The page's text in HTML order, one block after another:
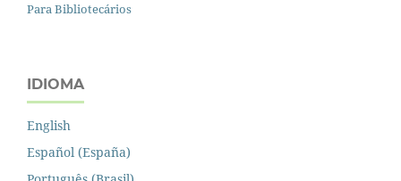
Para Bibliotecários
IDIOMA
English
Español (España)